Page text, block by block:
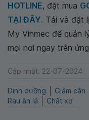
HOTLINE, đặt mua
TẠI ĐÂY. Tải và đặt
My Vinmec để quản
mọi nơi ngay trên
Cập nhật: 22-07-2024
Dinh dưỡng Giảm cân
Rau ăn lá
Chất xơ